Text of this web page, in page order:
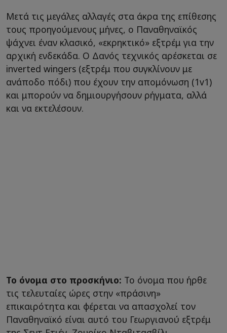
Μετά τις μεγάλες αλλαγές στα άκρα της επίθεσης
τους προηγούμενους μήνες, ο Παναθηναϊκός
ψάχνει έναν κλασικό, «εκρηκτικό» εξτρέμ για την
αρχική ενδεκάδα. Ο Δανός τεχνικός αρέσκεται σε
inverted wingers (εξτρέμ που συγκλίνουν με
ανάποδο πόδι) που έχουν την απομόνωση (1v1)
και μπορούν να δημιουργήσουν ρήγματα, αλλά
και να εκτελέσουν.
Το όνομα στο προσκήνιο: Το όνομα που ήρθε
τις τελευταίες ώρες στην «πράσινη»
επικαιρότητα και φέρεται να απασχολεί τον
Παναθηναϊκό είναι αυτό του Γεωργιανού εξτρέμ